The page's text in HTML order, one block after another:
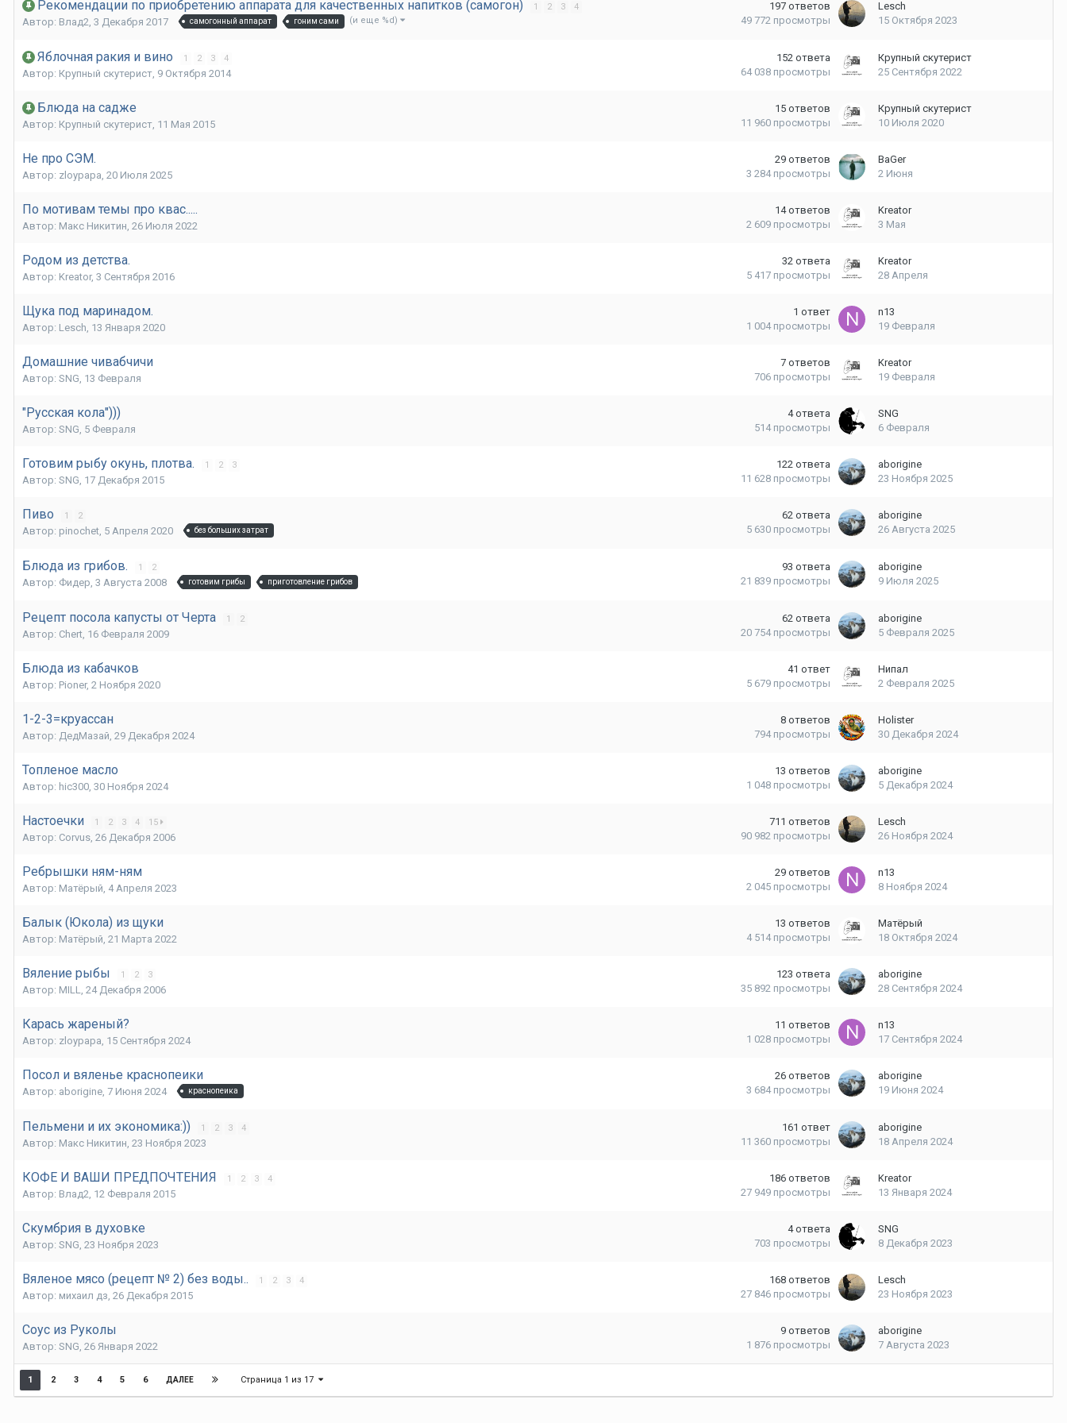
Рекомендации по приобретению аппарата для качественных напитков (самогон) 1 2 3 4
Автор: Влад2, 3 Декабря 2017 самогонный аппарат гоним сами (и еще %d)
197 ответов
49 772 просмотры
Lesch
15 Октября 2023
Яблочная ракия и вино 1 2 3 4
Автор: Крупный скутерист, 9 Октября 2014
152 ответа
64 038 просмотры
Крупный скутерист
25 Сентября 2022
Блюда на садже
Автор: Крупный скутерист, 11 Мая 2015
15 ответов
11 960 просмотры
Крупный скутерист
10 Июля 2020
Не про СЭМ.
Автор: zloypapa, 20 Июля 2025
29 ответов
3 284 просмотры
BaGer
2 Июня
По мотивам темы про квас.....
Автор: Макс Никитин, 26 Июля 2022
14 ответов
2 609 просмотры
Kreator
3 Мая
Родом из детства.
Автор: Kreator, 3 Сентября 2016
32 ответа
5 417 просмотры
Kreator
28 Апреля
Щука под маринадом.
Автор: Lesch, 13 Января 2020
1 ответ
1 004 просмотры
n13
19 Февраля
Домашние чивабчичи
Автор: SNG, 13 Февраля
7 ответов
706 просмотры
Kreator
19 Февраля
"Русская кола")))
Автор: SNG, 5 Февраля
4 ответа
514 просмотры
SNG
6 Февраля
Готовим рыбу окунь, плотва. 1 2 3
Автор: SNG, 17 Декабря 2015
122 ответа
11 628 просмотры
aborigine
23 Ноября 2025
Пиво 1 2
Автор: pinochet, 5 Апреля 2020 без больших затрат
62 ответа
5 630 просмотры
aborigine
26 Августа 2025
Блюда из грибов. 1 2
Автор: Фидер, 3 Августа 2008 готовим грибы приготовление грибов
93 ответа
21 839 просмотры
aborigine
9 Июля 2025
Рецепт посола капусты от Черта 1 2
Автор: Chert, 16 Февраля 2009
62 ответа
20 754 просмотры
aborigine
5 Февраля 2025
Блюда из кабачков
Автор: Pioner, 2 Ноября 2020
41 ответ
5 679 просмотры
Нипал
2 Февраля 2025
1-2-3=круассан
Автор: ДедМазай, 29 Декабря 2024
8 ответов
794 просмотры
Holister
30 Декабря 2024
Топленое масло
Автор: hic300, 30 Ноября 2024
13 ответов
1 048 просмотры
aborigine
5 Декабря 2024
Настоечки 1 2 3 4 15
Автор: Corvus, 26 Декабря 2006
711 ответов
90 982 просмотры
Lesch
26 Ноября 2024
Ребрышки ням-ням
Автор: Матёрый, 4 Апреля 2023
29 ответов
2 045 просмотры
n13
8 Ноября 2024
Балык (Юкола) из щуки
Автор: Матёрый, 21 Марта 2022
13 ответов
4 514 просмотры
Матёрый
18 Октября 2024
Вяление рыбы 1 2 3
Автор: MILL, 24 Декабря 2006
123 ответа
35 892 просмотры
aborigine
28 Сентября 2024
Карась жареный?
Автор: zloypapa, 15 Сентября 2024
11 ответов
1 028 просмотры
n13
17 Сентября 2024
Посол и вяленье краснопеики
Автор: aborigine, 7 Июня 2024 краснопеика
26 ответов
3 684 просмотры
aborigine
19 Июня 2024
Пельмени и их экономика:)) 1 2 3 4
Автор: Макс Никитин, 23 Ноября 2023
161 ответ
11 360 просмотры
aborigine
18 Апреля 2024
КОФЕ И ВАШИ ПРЕДПОЧТЕНИЯ 1 2 3 4
Автор: Влад2, 12 Февраля 2015
186 ответов
27 949 просмотры
Kreator
13 Января 2024
Скумбрия в духовке
Автор: SNG, 23 Ноября 2023
4 ответа
703 просмотры
SNG
8 Декабря 2023
Вяленое мясо (рецепт № 2) без воды.. 1 2 3 4
Автор: михаил дз, 26 Декабря 2015
168 ответов
27 846 просмотры
Lesch
23 Ноября 2023
Соус из Руколы
Автор: SNG, 26 Января 2022
9 ответов
1 876 просмотры
aborigine
7 Августа 2023
1 2 3 4 5 6 ДАЛЕЕ Страница 1 из 17